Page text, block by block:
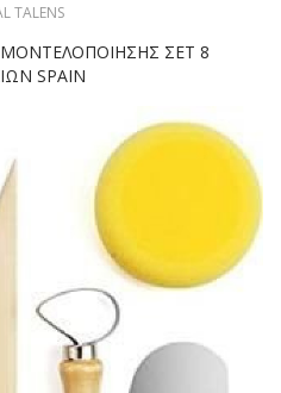
TALENS
ΜΟΝΤΕΛΟΠΟΙΗΣΗΣ ΣΕΤ 8
SPAIN